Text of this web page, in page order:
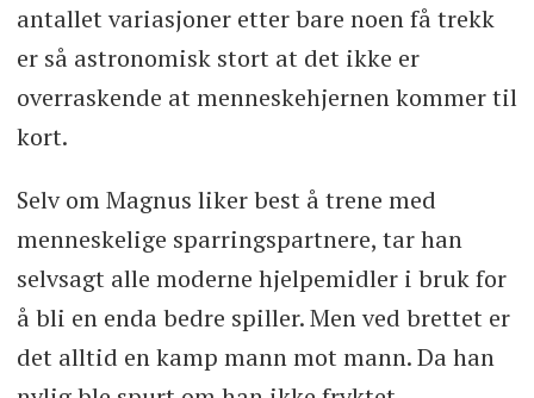
antallet variasjoner etter bare noen få trekk
er så astronomisk stort at det ikke er
overraskende at menneskehjernen kommer til
kort.
Selv om Magnus liker best å trene med
menneskelige sparringspartnere, tar han
selvsagt alle moderne hjelpemidler i bruk for
å bli en enda bedre spiller. Men ved brettet er
det alltid en kamp mann mot mann. Da han